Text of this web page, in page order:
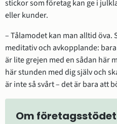
stickor som företag kan ge i
eller kunder.
– Tålamodet kan man alltid
meditativ och avkopplande:
är lite grejen med en sådan här
här stunden med dig själv och
är inte så svårt – det är bara att
Om företagsstödet